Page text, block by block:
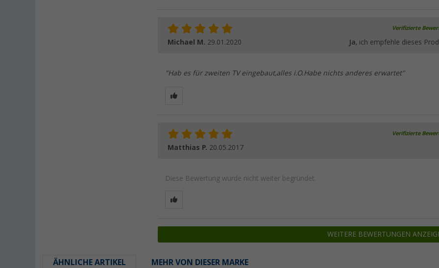
Verifizierte
Michael M. 29.01.2020 Ja, ich empfehle dieses
"Hab es für zweiten TV eingebaut,alles i.O.Habe nichts anderes erwartet"
Verifizierte
Matthias P. 20.05.2017
Diese Bewertung wurde nicht weiter begründet.
WEITERE BEWERTUNGEN
ÄHNLICHE ARTIKEL MEHR VON DIESER MARKE